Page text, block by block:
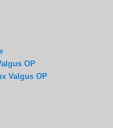
OP
Valgus OP